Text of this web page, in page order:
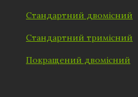
Стандартний двомісний
Стандартний тримісний
Покращений двомісний